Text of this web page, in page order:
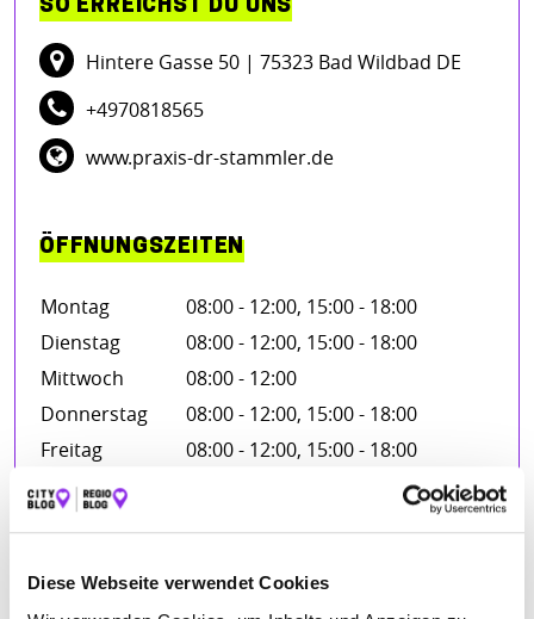
Diese Webseite verwendet Cookies
SO ERREICHST DU UNS
Hintere Gasse 50 | 75323 Bad Wildbad DE
+4970818565
www.praxis-dr-stammler.de
ÖFFNUNGSZEITEN
Montag
08:00 - 12:00, 15:00 - 18:00
Dienstag
08:00 - 12:00, 15:00 - 18:00
Mittwoch
08:00 - 12:00
Donnerstag
08:00 - 12:00, 15:00 - 18:00
Freitag
08:00 - 12:00, 15:00 - 18:00